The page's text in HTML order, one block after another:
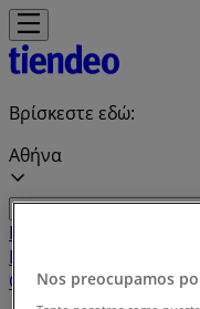
Βρίσκεστε εδώ:
Αθήνα
Featured
Παιχνίδια
ΟμορφιάΕστιατόρια
Nos preocupamos